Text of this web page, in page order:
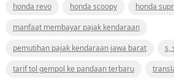
honda revo
honda scoopy honda
manfaat membayar pajak kendaraan
pemutihan pajak kendaraan jawa barat
s,
tarif tol gempol ke pandaan terbaru